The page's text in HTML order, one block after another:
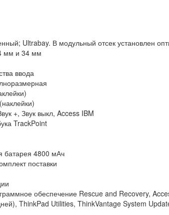
Ultrabay. В модульный отсек установлен
мм и 34 мм
ввода
+, Звук выкл, Access IBM
TrackPoint
батарея 4800 мАч
поставки
обеспечение Rescue and Recovery,
ThinkPad Utilities, ThinkVantage System